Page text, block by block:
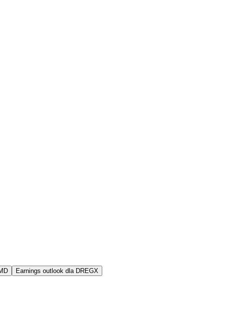
Earnings outlook dla DREGX